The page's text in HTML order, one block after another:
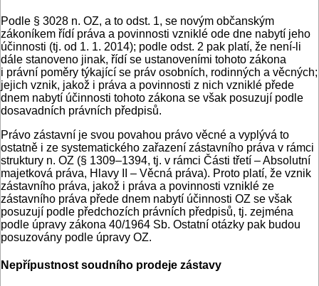
Podle § 3028 n. OZ, a to odst. 1, se novým občanským
zákoníkem řídí práva a povinnosti vzniklé ode dne nabytí jeho
účinnosti (tj. od 1. 1. 2014); podle odst. 2 pak platí, že není-li
dále stanoveno jinak, řídí se ustanoveními tohoto zákona
i právní poměry týkající se práv osobních, rodinných a věcných;
jejich vznik, jakož i práva a povinnosti z nich vzniklé přede
dnem nabytí účinnosti tohoto zákona se však posuzují podle
dosavadních právních předpisů.
Právo zástavní je svou povahou právo věcné a vyplývá to
ostatně i ze systematického zařazení zástavního práva v rámci
struktury n. OZ (§ 1309–1394, tj. v rámci Části třetí – Absolutní
majetková práva, Hlavy II – Věcná práva). Proto platí, že vznik
zástavního práva, jakož i práva a povinnosti vzniklé ze
zástavního práva přede dnem nabytí účinnosti OZ se však
posuzují podle předchozích právních předpisů, tj. zejména
podle úpravy zákona 40/1964 Sb. Ostatní otázky pak budou
posuzovány podle úpravy OZ.
Nepřípustnost soudního prodeje zástavy